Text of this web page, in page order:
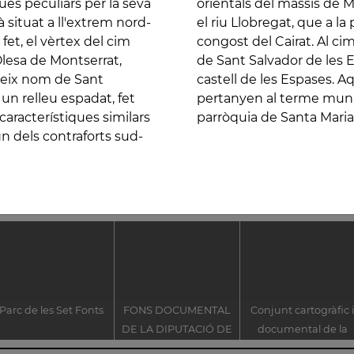
peculiars per la seva
situat a ll'extrem nord-
el vèrtex del cim
de Montserrat,
nom de Sant
un relleu espadat, fet
similars
dels contraforts sud-
Per entremig discorre
ha de travessar l'estret
hi ha l'ermita
les restes de l'antic
però,
però a la
parròquia de Santa
per la seva forma
nord-occidental del
de partió dels
El mateix
un relleu espadat,
similars a
sud-orientals del
riu Llobregat, que a
Cairat. Al cim de la
les Espases i les
construccions,
però a la
Parc de les Set Fonts
FONS DOCUMENTAL
DE LA DIPUTACIÓ DE
BARCELONA
Conjunt cartogràfic i
documental de la
Batalla dels Prats de